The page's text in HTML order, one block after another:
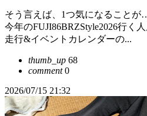
そう言えば、1つ気になること
今年のFUJI86BRZStyle2026行く
走行&イベントカレンダーの...
thumb_up 68
comment0
2026/07/15 21:32